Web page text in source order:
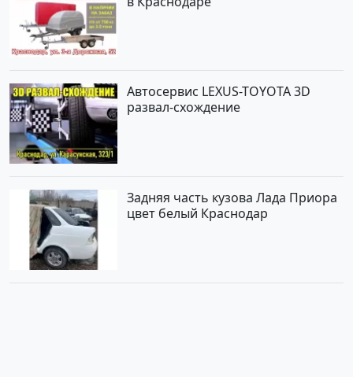
Автосервис LEXUS-TOYOTA 3D
развал-схождение
Задняя часть кузова Лада Приора
цвет белый Краснодар